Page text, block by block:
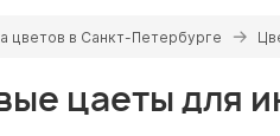
цветов в Санкт-Петербурге
цаеты для